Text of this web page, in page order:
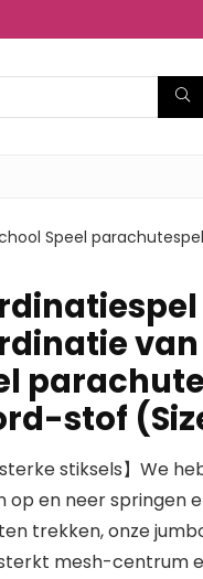
Speel
stof
stiksels】We
op en neer springen
trekken, onze
mesh-centrum